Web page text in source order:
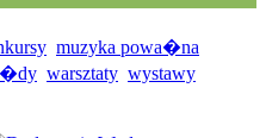
muzyka powa�na
warsztaty wystawy